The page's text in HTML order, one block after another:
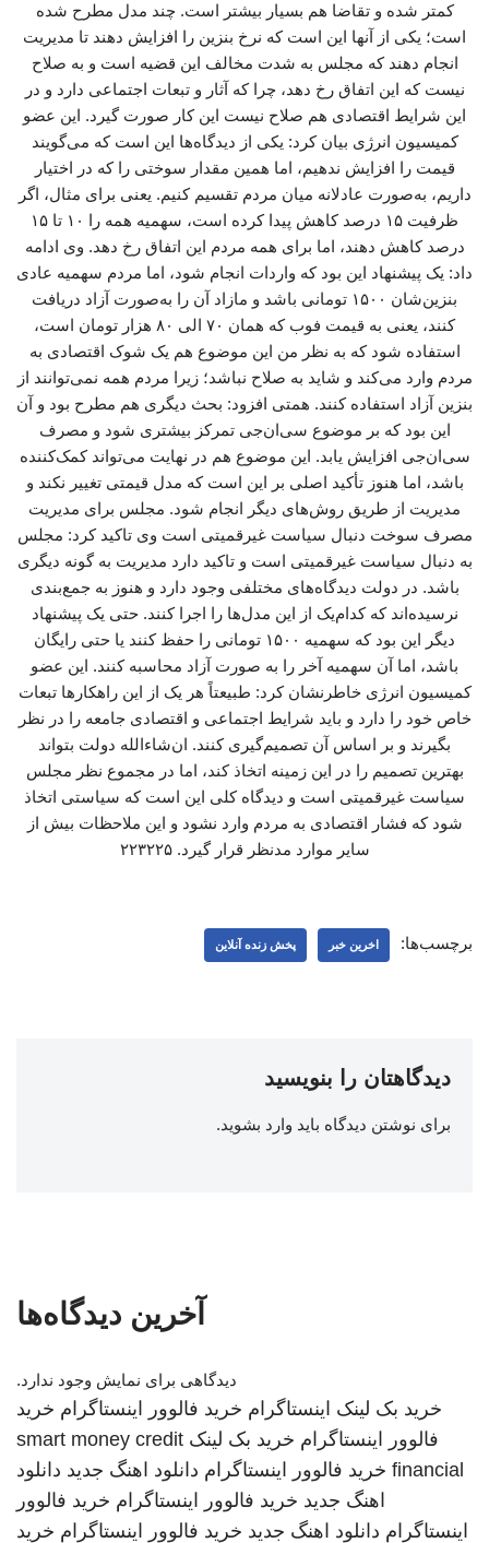
کمتر شده و تقاضا هم بسیار بیشتر است. چند مدل مطرح شده
است؛ یکی از آنها این است که نرخ بنزین را افزایش دهند تا مدیریت
انجام دهند که مجلس به شدت مخالف این قضیه است و به صلاح
نیست که این اتفاق رخ دهد، چرا که آثار و تبعات اجتماعی دارد و در
این شرایط اقتصادی هم صلاح نیست این کار صورت گیرد. این عضو
کمیسیون انرژی بیان کرد: یکی از دیدگاه‌ها این است که می‌گویند
قیمت را افزایش ندهیم، اما همین مقدار سوختی را که در اختیار
داریم، به‌صورت عادلانه میان مردم تقسیم کنیم. یعنی برای مثال، اگر
ظرفیت ۱۵ درصد کاهش پیدا کرده است، سهمیه همه را ۱۰ تا ۱۵
درصد کاهش دهند، اما برای همه مردم این اتفاق رخ دهد. وی ادامه
داد: یک پیشنهاد این بود که واردات انجام شود، اما مردم سهمیه عادی
بنزین‌شان ۱۵۰۰ تومانی باشد و مازاد آن را به‌صورت آزاد دریافت
کنند، یعنی به قیمت فوب که همان ۷۰ الی ۸۰ هزار تومان است،
استفاده شود که به نظر من این موضوع هم یک شوک اقتصادی به
مردم وارد می‌کند و شاید به صلاح نباشد؛ زیرا مردم همه نمی‌توانند از
بنزین آزاد استفاده کنند. همتی افزود: بحث دیگری هم مطرح بود و آن
این بود که بر موضوع سی‌ان‌جی تمرکز بیشتری شود و مصرف
سی‌ان‌جی افزایش یابد. این موضوع هم در نهایت می‌تواند کمک‌کننده
باشد، اما هنوز تأکید اصلی بر این است که مدل قیمتی تغییر نکند و
مدیریت از طریق روش‌های دیگر انجام شود. مجلس برای مدیریت
مصرف سوخت دنبال سیاست غیرقمیتی است وی تاکید کرد: مجلس
به دنبال سیاست غیرقمیتی است و تاکید دارد مدیریت به گونه دیگری
باشد. در دولت دیدگاه‌های مختلفی وجود دارد و هنوز به جمع‌بندی
نرسیده‌اند که کدام‌یک از این مدل‌ها را اجرا کنند. حتی یک پیشنهاد
دیگر این بود که سهمیه ۱۵۰۰ تومانی را حفظ کنند یا حتی رایگان
باشد، اما آن سهمیه آخر را به صورت آزاد محاسبه کنند. این عضو
کمیسیون انرژی خاطرنشان کرد: طبیعتاً هر یک از این راهکارها تبعات
خاص خود را دارد و باید شرایط اجتماعی و اقتصادی جامعه را در نظر
بگیرند و بر اساس آن تصمیم‌گیری کنند. ان‌شاءالله دولت بتواند
بهترین تصمیم را در این زمینه اتخاذ کند، اما در مجموع نظر مجلس
سیاست غیرقمیتی است و دیدگاه کلی این است که سیاستی اتخاذ
شود که فشار اقتصادی به مردم وارد نشود و این ملاحظات بیش از
سایر موارد مدنظر قرار گیرد. ۲۲۳۲۲۵
برچسب‌ها: اخرین خبر پخش زنده آنلاین
دیدگاهتان را بنویسید
برای نوشتن دیدگاه باید وارد بشوید.
آخرین دیدگاه‌ها
دیدگاهی برای نمایش وجود ندارد.
خرید بک لینک اینستاگرام خرید فالوور اینستاگرام خرید
فالوور اینستاگرام خرید بک لینک smart money credit
financial خرید فالوور اینستاگرام دانلود اهنگ جدید دانلود
اهنگ جدید خرید فالوور اینستاگرام خرید فالوور
اینستاگرام دانلود اهنگ جدید خرید فالوور اینستاگرام خرید